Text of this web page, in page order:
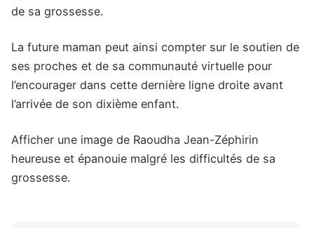
de sa grossesse.
La future maman peut ainsi compter sur le soutien de
ses proches et de sa communauté virtuelle pour
l’encourager dans cette dernière ligne droite avant
l’arrivée de son dixième enfant.
Afficher une image de Raoudha Jean-Zéphirin
heureuse et épanouie malgré les difficultés de sa
grossesse.